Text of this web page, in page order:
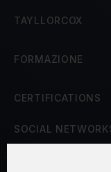
TAYLLORCOX
FORMAZIONE
CERTIFICATIONS
SOCIAL